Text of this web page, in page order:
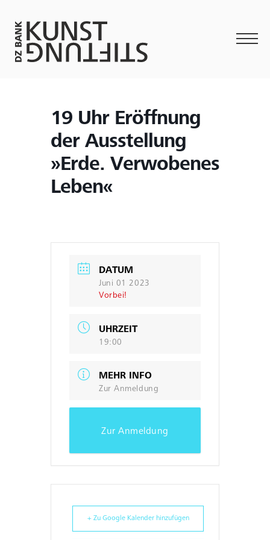
19 Uhr Eröffnung
der Ausstellung
»Erde. Verwobenes
Leben«
DATUM
Juni 01 2023
Vorbei!
UHRZEIT
19:00
MEHR INFO
Zur Anmeldung
Zur Anmeldung
+ Zu Google Kalender hinzufügen